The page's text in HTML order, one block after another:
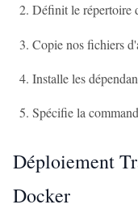
Définit le répertoire
Copie nos fichiers
Installe les
Spécifie la
Déploiement
Docker